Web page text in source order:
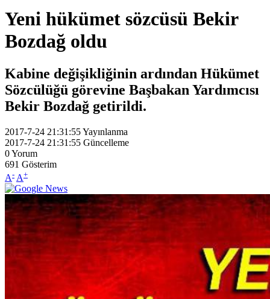
Yeni hükümet sözcüsü Bekir
Bozdağ oldu
Kabine değişikliğinin ardından Hükümet
Sözcülüğü görevine Başbakan Yardımcısı
Bekir Bozdağ getirildi.
2017-7-24 21:31:55Yayınlanma
2017-7-24 21:31:55 Güncelleme
0Yorum
691 Gösterim
A- A+